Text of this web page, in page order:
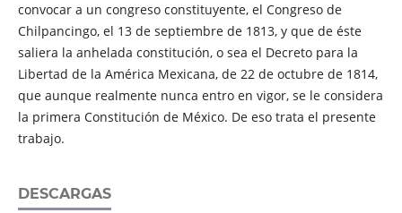
convocar a un congreso constituyente, el Congreso de
Chilpancingo, el 13 de septiembre de 1813, y que de éste
saliera la anhelada constitución, o sea el Decreto para la
Libertad de la América Mexicana, de 22 de octubre de 1814,
que aunque realmente nunca entro en vigor, se le considera
la primera Constitución de México. De eso trata el presente
trabajo.
DESCARGAS